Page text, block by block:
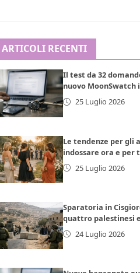
ARTICOLI RECENTI
Il test da 32
nuovo MoonSwatch
25 Luglio 2026
Le tendenze per gli
indossare ora e per
25 Luglio 2026
Sparatoria in
quattro palestinesi
24 Luglio 2026